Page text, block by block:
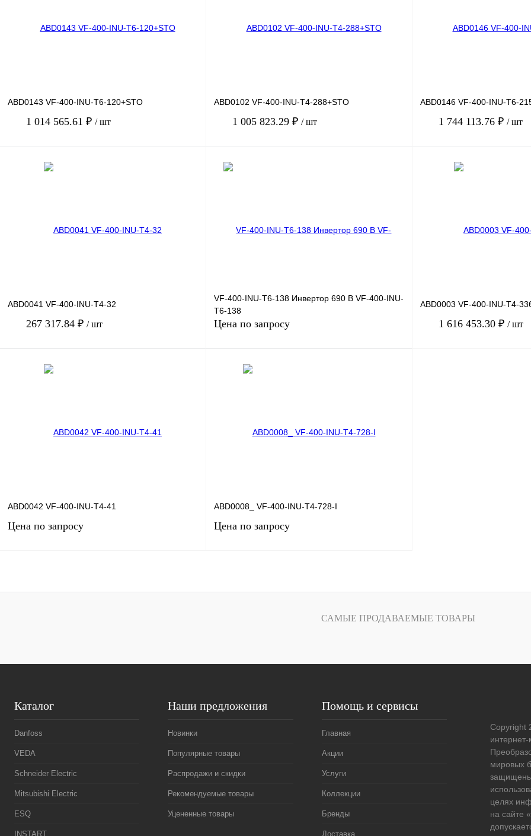
ABD0143 VF-400-INU-T6-120+STO
1 014 565.61 ₽ / шт
ABD0102 VF-400-INU-T4-288+STO
1 005 823.29 ₽ / шт
ABD0146 VF-400-INU-T6-
1 744 113.76 ₽ / шт
ABD0041 VF-400-INU-T4-32
267 317.84 ₽ / шт
VF-400-INU-T6-138 Инвертор 690 В VF-400-INU-
T6-138
Цена по запросу
ABD0003 VF-400-INU-T4-
1 616 453.30 ₽ / шт
ABD0042 VF-400-INU-T4-41
Цена по запросу
Запросить цену
ABD0008_ VF-400-INU-T4-728-I
Цена по запросу
Запросить цену
Сравнение
САМЫЕ ПРОДАВАЕМЫЕ ТОВАРЫ
Каталог
Danfoss
VEDA
Schneider Electric
Mitsubishi Electric
ESQ
INSTART
Наши предложения
Новинки
Популярные товары
Распродажи и скидки
Рекомендуемые товары
Уцененные товары
Помощь и сервисы
Главная
Акции
Услуги
Коллекции
Бренды
Доставка
Copyright
интернет-
мировых
целях
на сайте